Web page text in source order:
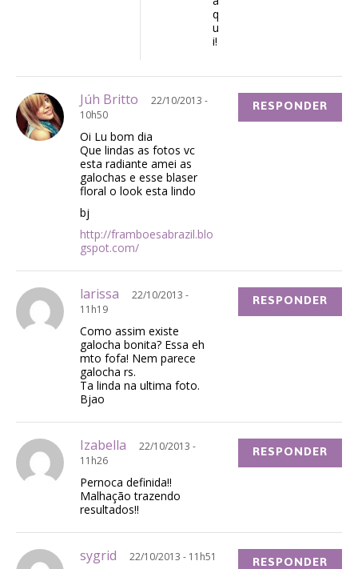
q
u
i!
Júh Britto
22/10/2013 -
10h50
Oi Lu bom dia
Que lindas as fotos vc
esta radiante amei as
galochas e esse blaser
floral o look esta lindo
bj
http://framboesabrazil.blo
gspot.com/
RESPONDER
larissa
22/10/2013 -
11h19
Como assim existe
galocha bonita? Essa eh
mto fofa! Nem parece
galocha rs.
Ta linda na ultima foto.
Bjao
RESPONDER
Izabella
22/10/2013 -
11h26
Pernoca definida!!
Malhação trazendo
resultados!!
RESPONDER
sygrid 22/10/2013 - 11h51 RESPONDER